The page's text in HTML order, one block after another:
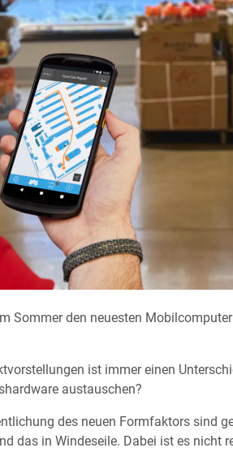
Sommer den neuesten Mobilcomputer
ist immer einen
austauschen?
des neuen Formfaktors sind
das in Windeseile. Dabei ist es nicht